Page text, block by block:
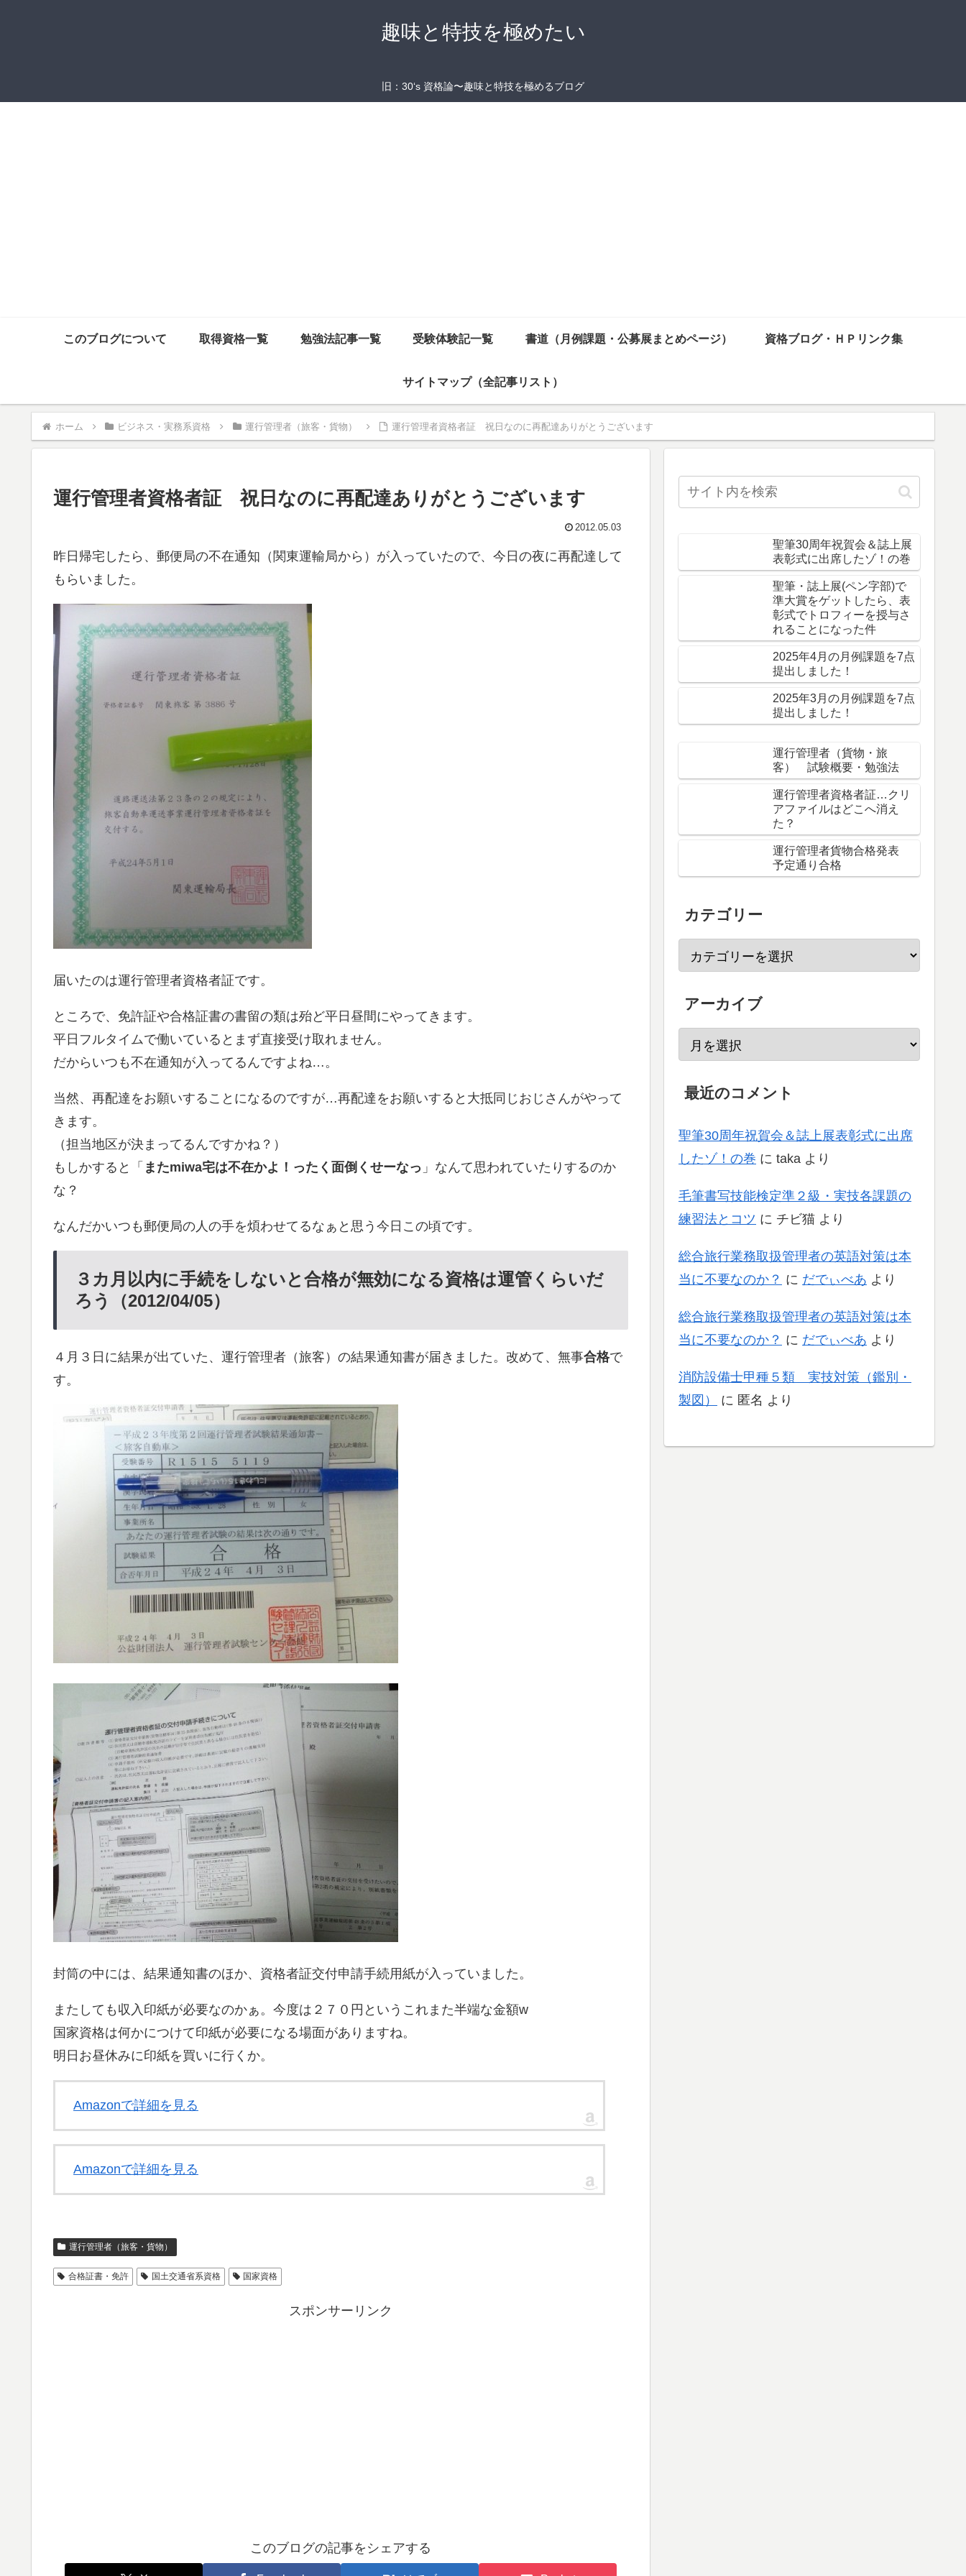
趣味と特技を極めたい
旧：30‘s 資格論〜趣味と特技を極めるブログ
このブログについて 取得資格一覧 勉強法記事一覧 受験体験記一覧 書道（月例課題・公募展まとめページ） 資格ブログ・ＨＰリンク集
サイトマップ（全記事リスト）
ホーム ビジネス・実務系資格 運行管理者（旅客・貨物） 運行管理者資格者証 祝日なのに再配達ありがとうございます
運行管理者資格者証 祝日なのに再配達ありがとうございます
2012.05.03
昨日帰宅したら、郵便局の不在通知（関東運輸局から）が入っていたので、今日の夜に再配達して
もらいました。
届いたのは運行管理者資格者証です。
ところで、免許証や合格証書の書留の類は殆ど平日昼間にやってきます。
平日フルタイムで働いているとまず直接受け取れません。
だからいつも不在通知が入ってるんですよね…。
当然、再配達をお願いすることになるのですが…再配達をお願いすると大抵同じおじさんがやって
きます。
（担当地区が決まってるんですかね？）
もしかすると「 またmiwa宅は不在かよ！ったく面倒くせーなっ 」なんて思われていたりするのか
な？
なんだかいつも郵便局の人の手を煩わせてるなぁと思う今日この頃です。
３カ月以内に手続をしないと合格が無効になる資格は運管くらいだ
ろう（2012/04/05）
４月３日に結果が出ていた、運行管理者（旅客）の結果通知書が届きました。改めて、無事合格で
す。
封筒の中には、結果通知書のほか、資格者証交付申請手続用紙が入っていました。
またしても収入印紙が必要なのかぁ。今度は２７０円というこれまた半端な金額w
国家資格は何かにつけて印紙が必要になる場面がありますね。
明日お昼休みに印紙を買いに行くか。
Amazonで詳細を見る
Amazonで詳細を見る
運行管理者（旅客・貨物）
合格証書・免許 国土交通省系資格 国家資格
スポンサーリンク
このブログの記事をシェアする
聖筆30周年祝賀会＆誌上展
表彰式に出席したゾ！の巻
聖筆・誌上展(ペン字部)で
準大賞をゲットしたら、表
彰式でトロフィーを授与さ
れることになった件
2025年4月の月例課題を7点
提出しました！
2025年3月の月例課題を7点
提出しました！
運行管理者（貨物・旅
客） 試験概要・勉強法
運行管理者資格者証…クリ
アファイルはどこへ消え
た？
運行管理者貨物合格発表
予定通り合格
カテゴリー
アーカイブ
最近のコメント
聖筆30周年祝賀会＆誌上展表彰式に出席
したゾ！の巻 に taka より
毛筆書写技能検定準２級・実技各課題の
練習法とコツ に チビ猫 より
総合旅行業務取扱管理者の英語対策は本
当に不要なのか？ に だでぃべあ より
総合旅行業務取扱管理者の英語対策は本
当に不要なのか？ に だでぃべあ より
消防設備士甲種５類 実技対策（鑑別・
製図）
に 匿名 より